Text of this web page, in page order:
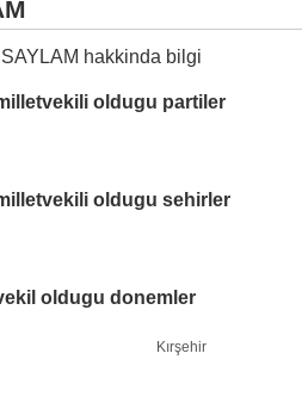
hakkinda bilgi
oldugu partiler
oldugu sehirler
oldugu donemler
Kırşehir